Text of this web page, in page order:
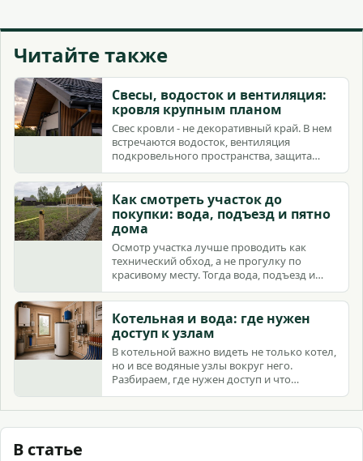
Читайте также
Свесы, водосток и вентиляция:
кровля крупным планом
Свес кровли - не декоративный край. В нем
встречаются водосток, вентиляция
подкровельного пространства, защита
фасада и зимняя эксплуатация.
Как смотреть участок до
покупки: вода, подъезд и пятно
дома
Осмотр участка лучше проводить как
технический обход, а не прогулку по
красивому месту. Тогда вода, подъезд и
пятно дома становятся видны до сделки.
Котельная и вода: где нужен
доступ к узлам
В котельной важно видеть не только котел,
но и все водяные узлы вокруг него.
Разбираем, где нужен доступ и что
проверить до отделки.
В статье